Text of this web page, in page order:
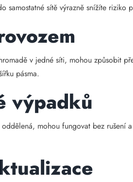
samostatné sítě výrazně snížíte riziko
v jedné síti, mohou způsobit
pásma.
výpadků
mohou fungovat bez rušení